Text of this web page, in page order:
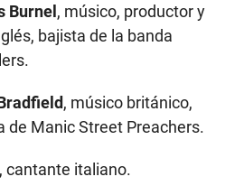
Burnel , músico, productor y
bajista de la banda
, músico británico,
de Manic Street Preachers.
, cantante italiano.